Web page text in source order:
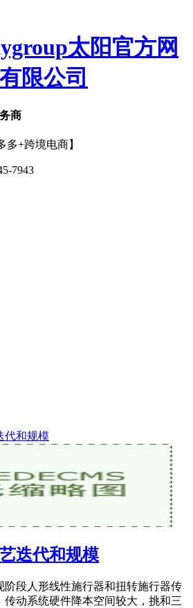
商
多+跨境电商】
7943
迭代和规模
阶段人形线性施行器和扭转施行器传
传动系统硬件降本空间较大，挑和三